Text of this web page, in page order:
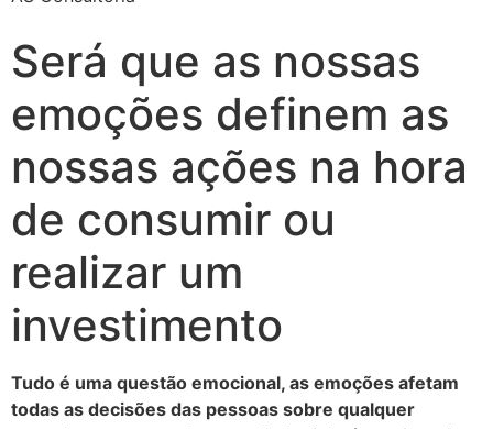
Será que as nossas
emoções definem as
nossas ações na hora
de consumir ou
realizar um
investimento
Tudo é uma questão emocional, as emoções afetam
todas as decisões das pessoas sobre qualquer